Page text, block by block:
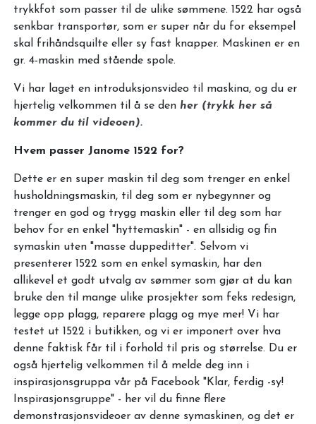
trykkfot som passer til de ulike sømmene. 1522 har også
senkbar transportør, som er super når du for eksempel
skal frihåndsquilte eller sy fast knapper. Maskinen er en
gr. 4-maskin med stående spole.
Vi har laget en introduksjonsvideo til maskina, og du er
hjertelig velkommen til å se den her (trykk her så
kommer du til videoen).
Hvem passer Janome 1522 for?
Dette er en super maskin til deg som trenger en enkel
husholdningsmaskin, til deg som er nybegynner og
trenger en god og trygg maskin eller til deg som har
behov for en enkel "hyttemaskin" - en allsidig og fin
symaskin uten "masse duppeditter". Selvom vi
presenterer 1522 som en enkel symaskin, har den
allikevel et godt utvalg av sømmer som gjør at du kan
bruke den til mange ulike prosjekter som feks redesign,
legge opp plagg, reparere plagg og mye mer! Vi har
testet ut 1522 i butikken, og vi er imponert over hva
denne faktisk får til i forhold til pris og størrelse. Du er
også hjertelig velkommen til å melde deg inn i
inspirasjonsgruppa vår på Facebook "Klar, ferdig -sy!
Inspirasjonsgruppe" - her vil du finne flere
demonstrasjonsvideoer av denne symaskinen, og det er